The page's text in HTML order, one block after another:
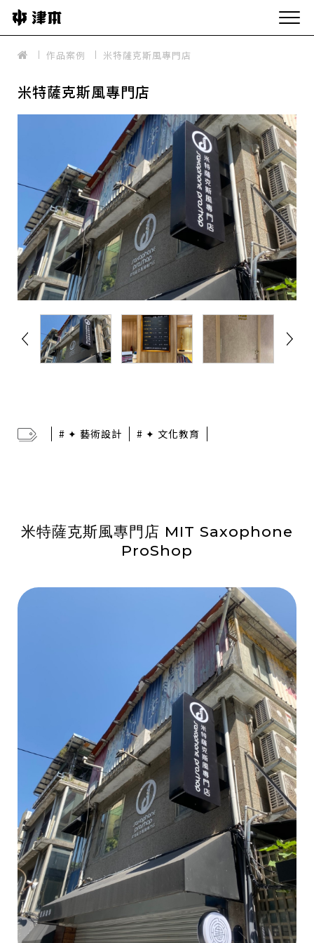
作品案例 米特薩克斯風專門店
米特薩克斯風專門店
# ✦ 藝術設計 # ✦ 文化教育
米特薩克斯風專門店 MIT Saxophone
ProShop